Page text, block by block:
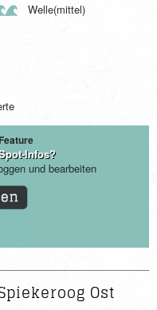
Welle(mittel)
Infos?
und bearbeiten
Ost